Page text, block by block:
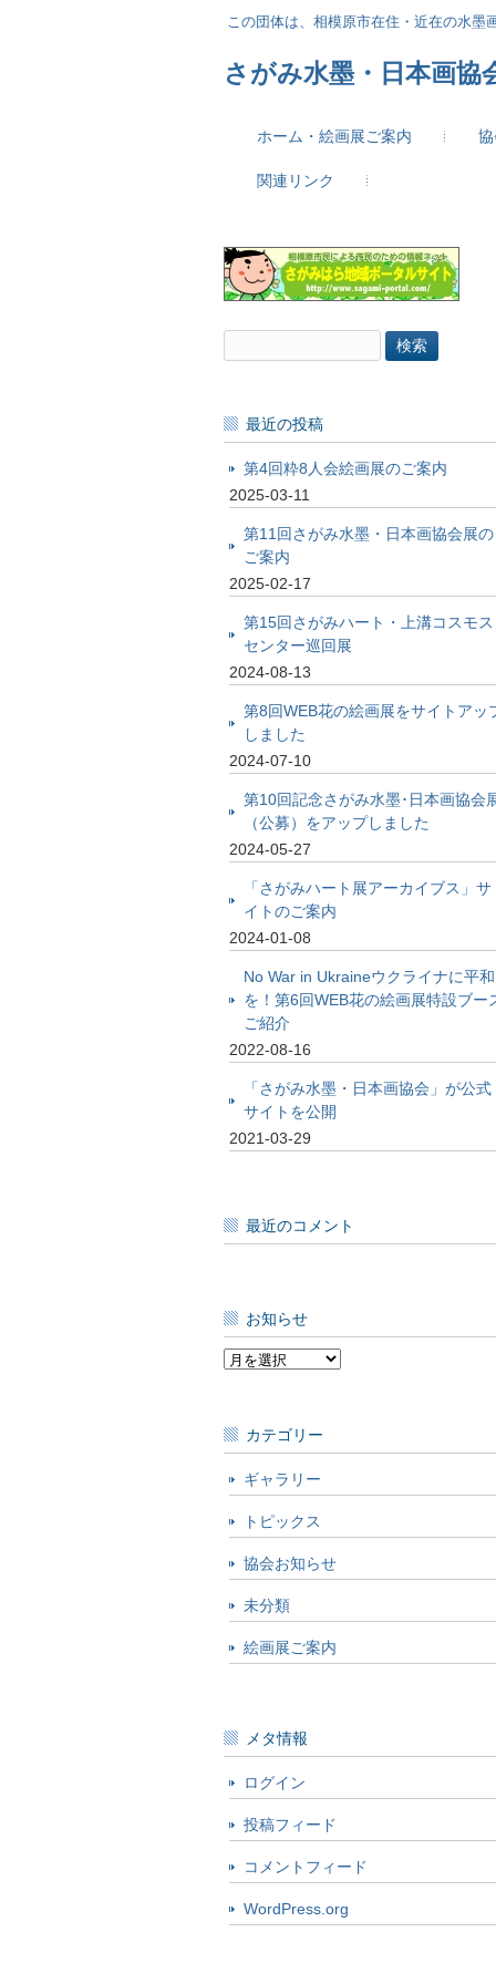
この団体は、相模原市在住・近在の水墨
さがみ水墨・日本画協
ホーム・絵画展ご案内
関連リンク
索:
最近の投稿
第4回粋8人会絵画展のご案内
2025-03-11
第11回さがみ水墨・日本画協会展の
ご案内
2025-02-17
第15回さがみハート・上溝コスモス
センター巡回展
2024-08-13
第8回WEB花の絵画展をサイトアッ
しました
2024-07-10
第10回記念さがみ水墨･日本画協会
（公募）をアップしました
2024-05-27
「さがみハート展アーカイブス」サ
イトのご案内
2024-01-08
No War in Ukraineウクライナに平和
を！第6回WEB花の絵画展特設ブー
ご紹介
2022-08-16
「さがみ水墨・日本画協会」が公式
サイトを公開
2021-03-29
最近のコメント
お知らせ
お
せ カテゴリー
ギャラリー
トピックス
協会お知らせ
未分類
絵画展ご案内
メタ情報
ログイン
投稿フィード
コメントフィード
WordPress.org